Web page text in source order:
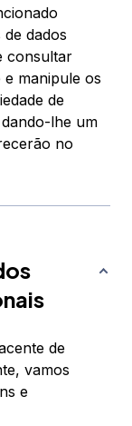
dados
consultar
manipule os
de
lhe um
no
de
vamos
e